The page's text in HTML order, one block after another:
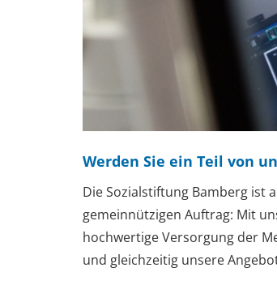
Werden Sie ein Teil von
Die Sozialstiftung Bamberg ist
gemeinnützigen Auftrag: Mit
hochwertige Versorgung der
und gleichzeitig unsere